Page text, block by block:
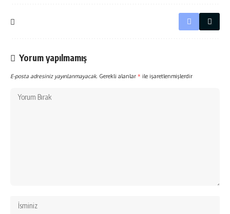
Yorum yapılmamış
E-posta adresiniz yayınlanmayacak. Gerekli alanlar * ile işaretlenmişlerdir